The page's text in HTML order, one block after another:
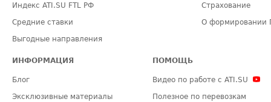
Индекс ATI.SU FTL РФ
Средние ставки
Выгодные направления
Страхование
О формировании
ИНФОРМАЦИЯ
Блог
Эксклюзивные материалы
ПОМОЩЬ
Видео по работе с ATI.SU
Полезное по перевозкам